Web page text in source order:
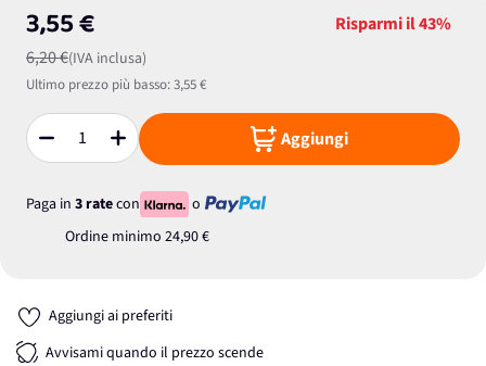
3,55 €
6,20 €(IVA inclusa)
Risparmi il43%
Ultimo prezzo più basso:3,55 €
Quantità Aggiungi
Paga in 3 ratecon
o
Ordine minimo 24,90 €
Aggiungi ai preferiti
Avvisami quando il prezzo scende